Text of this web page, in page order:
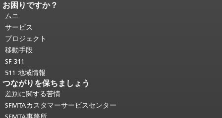
ページコンテンツの終わり。
ジの残りの部分はすべてのページで繰
り返されます。
頭に戻る。
お困りですか？
ムニ
サービス
プロジェクト
移動手段
SF 311
511 地域情報
つながりを保ちましょう
差別に関する苦情
SFMTAカスタマーサービスセンター